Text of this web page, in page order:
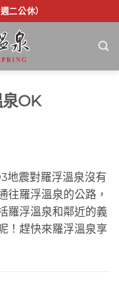
二公休）
OK
地震對羅浮溫泉沒有
往羅浮溫泉的公路，
羅浮溫泉和鄰近的義
！趕快來羅浮溫泉享